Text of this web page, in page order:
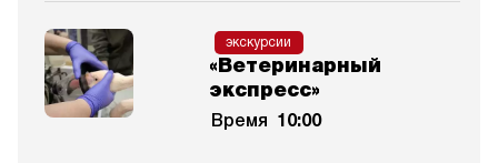
экскурсии
«Ветеринарный
экспресс»
Время 10:00